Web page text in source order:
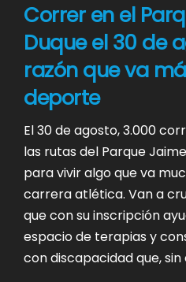
Correr en el
Duque el 30 de
razón que va
deporte
El 30 de agosto, 3.000
las rutas del Parque
para vivir algo que va
carrera atlética. Van a
que con su inscripción
espacio de terapias y
con discapacidad que, sin